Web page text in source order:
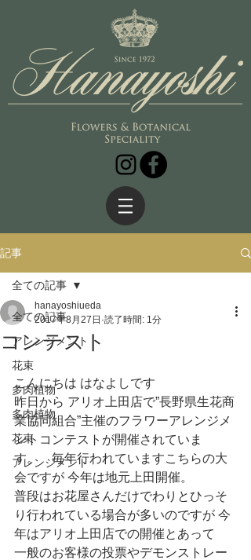
記事
全ての記事
アレンジメント
花束
多肉植物
多肉植物
花束
アレンジメント
全ての記事
コンテスト
hanayoshiueda
2017年8月27日 読了時間: 1分
こんにちは はなよしです
昨日から アリオ上田店で”長野県生花商
業協同組合”主催のフラワーアレンジメ
ントコンテストが開催されていま
す。　毎年行われていますこちらの大
会ですが 今年は地元上田開催。
普段はお花屋さんだけでわりとひっそ
り行われている場合が多いのですが 今
年はアリオ上田店での開催とあって
一般のお客様の投票やデモンストレー